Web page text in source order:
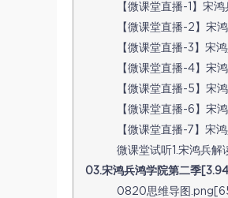
【微课堂直播-1】宋
【微课堂直播-2】宋
【微课堂直播-3】宋
【微课堂直播-4】宋
【微课堂直播-5】宋
【微课堂直播-6】宋
【微课堂直播-7】宋
微课堂试听1.宋鸿兵
03.宋鸿兵鸿学院第二季
0820思维导图